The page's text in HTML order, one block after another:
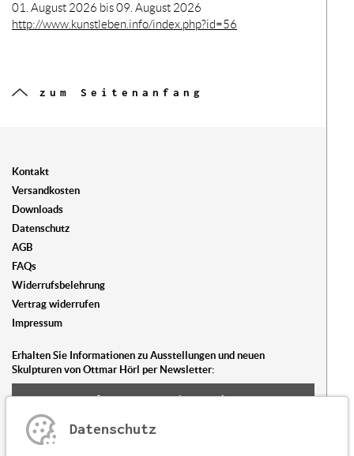
01. August 2026 bis 09. August 2026
http://www.kunstleben.info/index.php?id=56
zum Seitenanfang
Kontakt
Versandkosten
Downloads
Datenschutz
AGB
FAQs
Widerrufsbelehrung
Vertrag widerrufen
Impressum
Erhalten Sie Informationen zu Ausstellungen und neuen
Skulpturen von Ottmar Hörl per Newsletter:
Newsletter abonnieren
Sie haben Fragen oder Anregungen?
Datenschutz